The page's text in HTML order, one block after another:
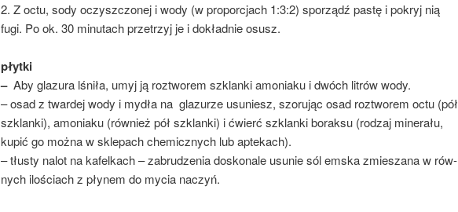
2. Z octu, sody oczyszczonej i wody (w proporcjach 1:3:2) sporządź pastę i pokryj nią
fugi. Po ok. 30 minutach przetrzyj je i dokładnie osusz.
płytki
– Aby glazura lśniła, umyj ją roztworem szklanki amoniaku i dwóch litrów wody.
– osad z twardej wody i mydła na glazurze usuniesz, szo­rując osad roz­two­rem octu (pół
szklan­ki), amo­nia­ku (rów­nież pół szklan­ki) i ćwierć szklan­ki bo­rak­su (ro­dzaj mi­ne­ra­łu,
kupić go można w skle­pach che­micz­nych lub ap­te­kach).
– tłusty nalot na kafelkach – za­bru­dze­nia do­sko­na­le usu­nie sól emska zmie­sza­na w rów­
nych ilo­ściach z pły­nem do mycia na­czyń.